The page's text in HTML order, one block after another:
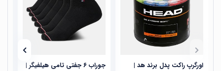
اورگرپ راکت پدل برند هد |
جوراب ۶ جفتی تامی هیلفیگر |